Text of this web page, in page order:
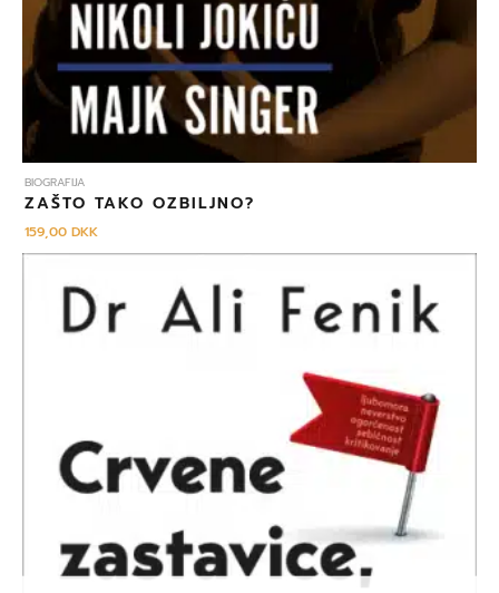
BIOGRAFIJA
ZAŠTO TAKO OZBILJNO?
159,00DKK